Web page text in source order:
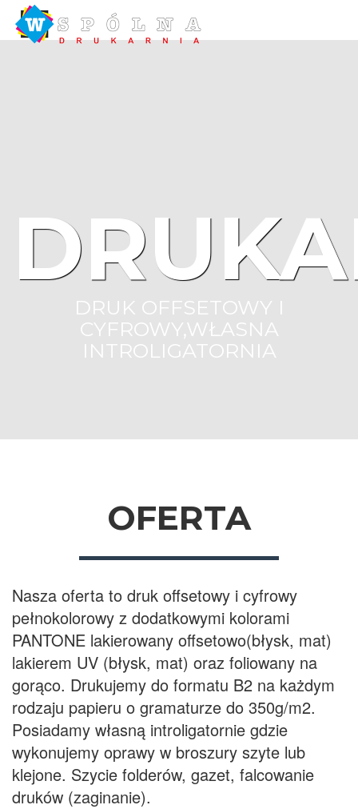
DRUK OFFSETOWY I
CYFROWY,WŁASNA
INTROLIGATORNIA
OFERTA
Nasza oferta to druk offsetowy i cyfrowy
pełnokolorowy z dodatkowymi kolorami
PANTONE lakierowany offsetowo(błysk, mat)
lakierem UV (błysk, mat) oraz foliowany na
gorąco. Drukujemy do formatu B2 na każdym
rodzaju papieru o gramaturze do 350g/m2.
Posiadamy własną introligatornie gdzie
wykonujemy oprawy w broszury szyte lub
klejone. Szycie folderów, gazet, falcowanie
druków (zaginanie).